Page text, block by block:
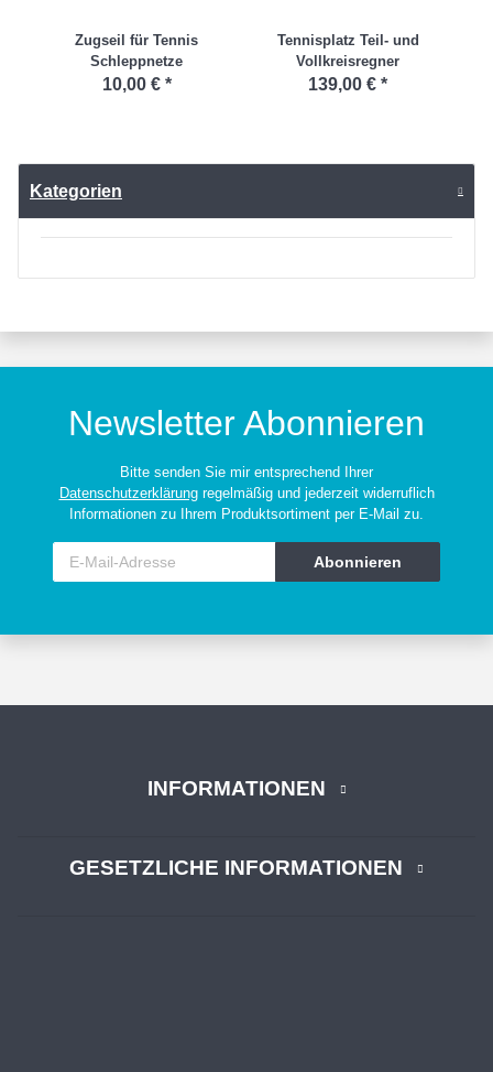
Zugseil für Tennis
Schleppnetze
10,00 € *
Tennisplatz Teil- und
Vollkreisregner
139,00 € *
Kategorien
Newsletter Abonnieren
Bitte senden Sie mir entsprechend Ihrer
Datenschutzerklärungregelmäßig und jederzeit widerruflich
Informationen zu Ihrem Produktsortiment per E-Mail zu.
Abonnieren
INFORMATIONEN
GESETZLICHE INFORMATIONEN